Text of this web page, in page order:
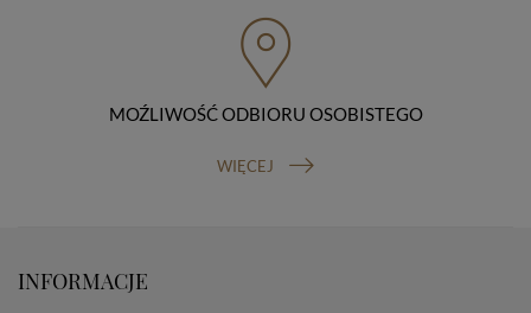
sprzeciwu wobec przetwarzania danych, prawo do
przenoszenia danych, prawo do wniesienia skargi do
organu nadzorczego (Prezesa Urzędu Ochrony Danych
Osobowych, ul. Stawki 2, 00-193 Warszawa) oraz
prawo do cofnięcia zgody na przetwarzanie danych
przetwarzanie danych w dowolnym momencie;
Informacja o dobrowolności podania danych
MOŹLIWOŚĆ ODBIORU OSOBISTEGO
WIĘCEJ
INFORMACJE